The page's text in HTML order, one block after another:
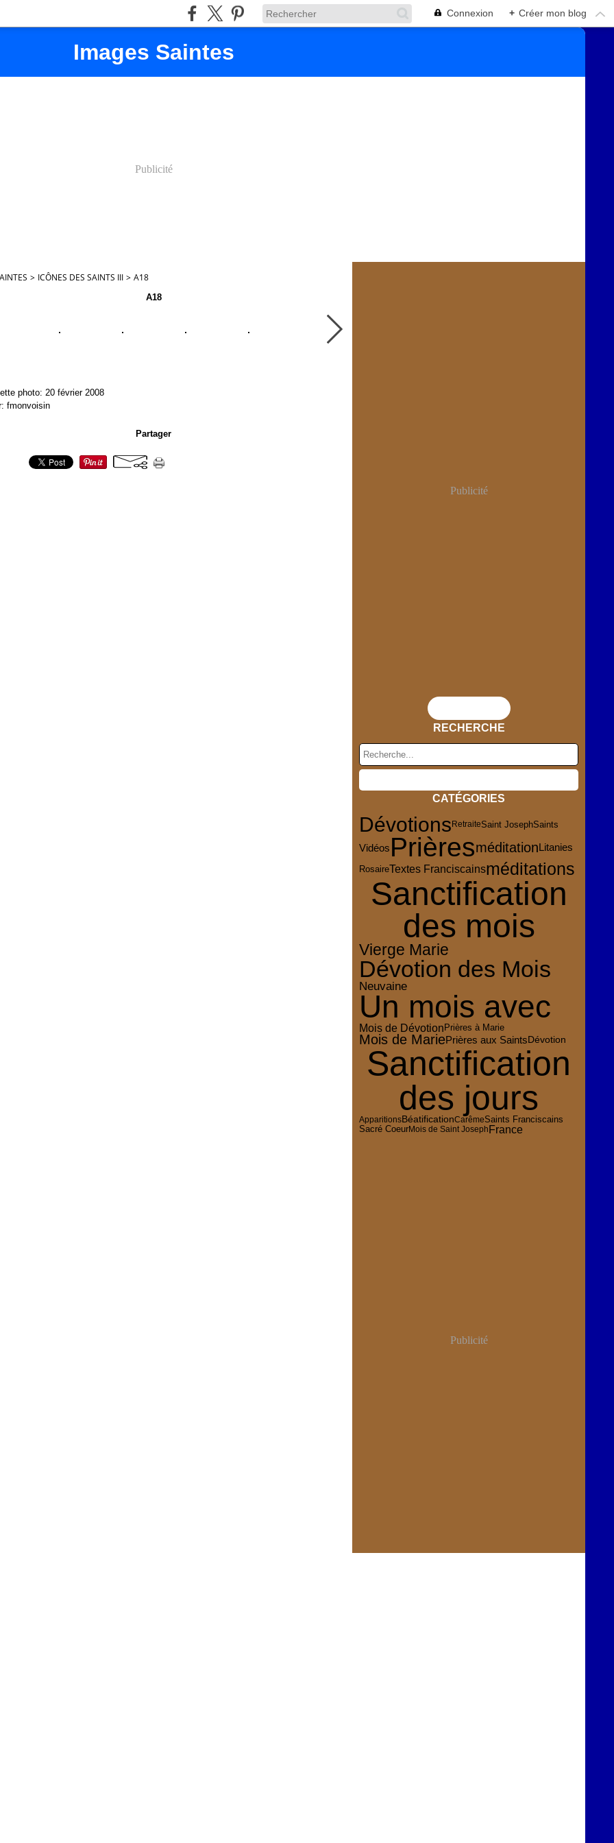
Connexion + Créer mon blog
Images Saintes
Publicité
> ICÔNES DES SAINTS III > A18
A18
photo: 20 février 2008
fmonvoisin
Partager
Publicité
RECHERCHE
CATÉGORIES
Dévotions RetraiteSaint JosephSaints
Vidéos Prièresméditation Litanies
RosaireTextes Franciscainsméditations
Sanctification
des mois
Vierge Marie
Dévotion des Mois
Neuvaine
Un mois avec
Mois de Dévotion Prières à Marie
Mois de MariePrières aux SaintsDévotion
Sanctification
des jours
ApparitionsBéatificationCarêmeSaints Franciscains
Sacré CoeurMois de Saint JosephFrance
Publicité